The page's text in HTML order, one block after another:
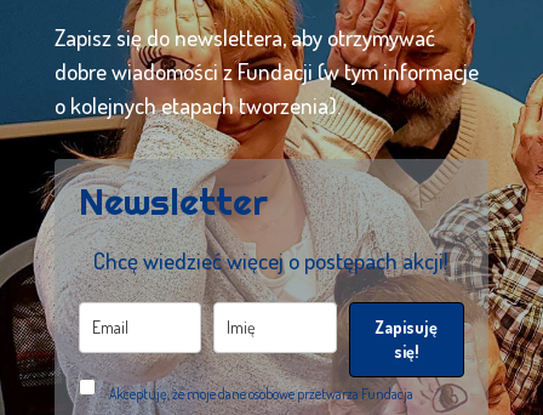
Zapisz się do newslettera, aby otrzymywać
dobre wiadomości z Fundacji (w tym informacje
o kolejnych etapach tworzenia).
Newsletter
Chcę wiedzieć więcej o postępach akcji!
Zapisuję
się!
Akceptuję, że moje dane osobowe przetwarza Fundacja